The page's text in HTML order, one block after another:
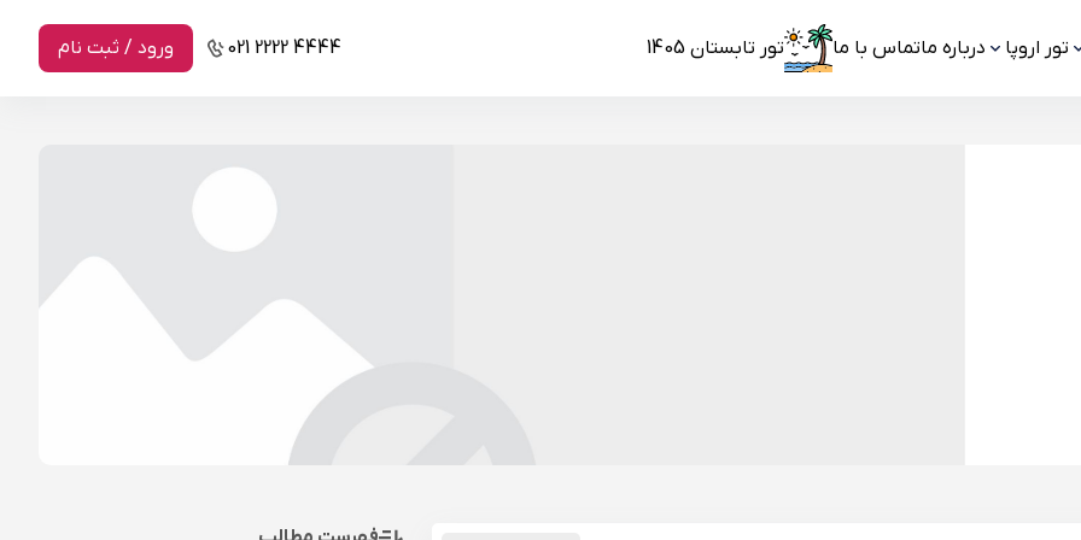
تور اروپا درباره ماتماس با ما تور تابستان 1405 021 2222 4444 ورود / ثبت نام